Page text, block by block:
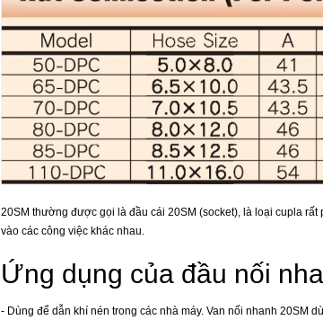
20SM thường được gọi là đầu cái 20SM (socket), là loại cupla
vào các công việc khác nhau.
Ứng dụng của đầu nối
- Dùng để dẫn khí nén trong các nhà máy. Van nối nhanh 20SM